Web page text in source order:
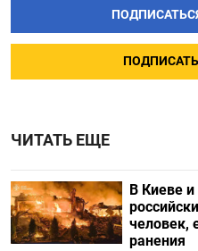
ЧИТАТЬ ЕЩЕ
В Киеве и
человек,
ранения